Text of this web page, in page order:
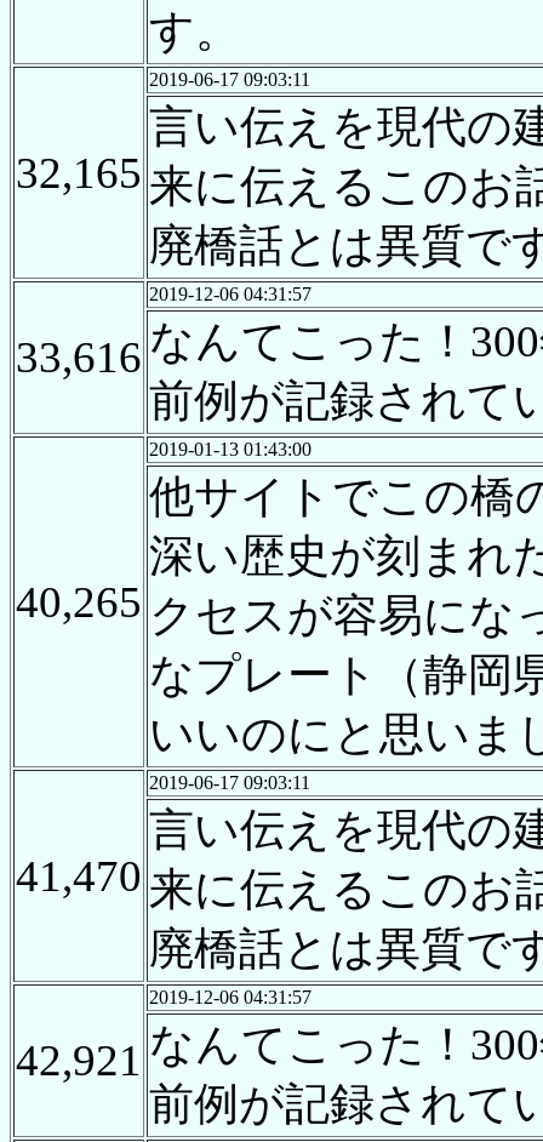
す。
32,165
2019-06-17 09:03:11
言い伝えを現代の
来に伝えるこのお
廃橋話とは異質で
33,616
2019-12-06 04:31:57
なんてこった！
前例が記録されて
40,265
2019-01-13 01:43:00
他サイトでこの橋
深い歴史が刻まれ
クセスが容易にな
なプレート（静岡
いいのにと思いま
41,470
2019-06-17 09:03:11
言い伝えを現代の
来に伝えるこのお
廃橋話とは異質で
42,921
2019-12-06 04:31:57
なんてこった！
前例が記録されて